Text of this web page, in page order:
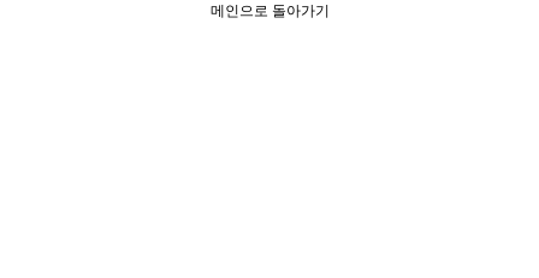
메인으로 돌아가기